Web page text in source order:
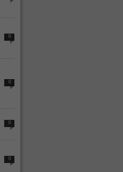
0
0
0
0